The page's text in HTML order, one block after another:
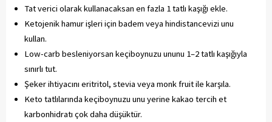
Tat verici olarak kullanacaksan en fazla 1 tatlı kaşığı ekle.
Ketojenik hamur işleri için badem veya hindistancevizi unu
kullan.
Low-carb besleniyorsan keçiboynuzu ununu 1–2 tatlı kaşığıyla
sınırlı tut.
Şeker ihtiyacını eritritol, stevia veya monk fruit ile karşıla.
Keto tatlılarında keçiboynuzu unu yerine kakao tercih et
karbonhidratı çok daha düşüktür.